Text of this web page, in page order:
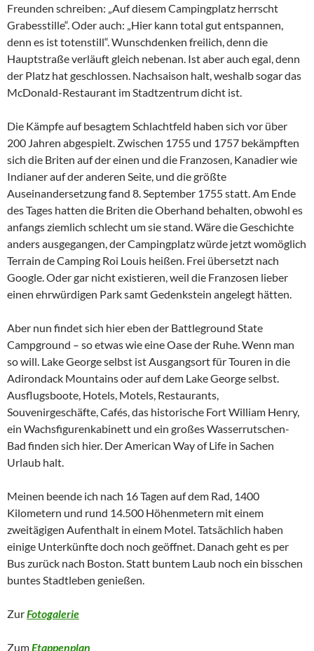
Freunden schreiben: „Auf diesem Campingplatz herrscht
Grabesstille“. Oder auch: „Hier kann total gut entspannen,
denn es ist totenstill“. Wunschdenken freilich, denn die
Hauptstraße verläuft gleich nebenan. Ist aber auch egal, denn
der Platz hat geschlossen. Nachsaison halt, weshalb sogar das
McDonald-Restaurant im Stadtzentrum dicht ist.
Die Kämpfe auf besagtem Schlachtfeld haben sich vor über
200 Jahren abgespielt. Zwischen 1755 und 1757 bekämpften
sich die Briten auf der einen und die Franzosen, Kanadier wie
Indianer auf der anderen Seite, und die größte
Auseinandersetzung fand 8. September 1755 statt. Am Ende
des Tages hatten die Briten die Oberhand behalten, obwohl es
anfangs ziemlich schlecht um sie stand. Wäre die Geschichte
anders ausgegangen, der Campingplatz würde jetzt womöglich
Terrain de Camping Roi Louis heißen. Frei übersetzt nach
Google. Oder gar nicht existieren, weil die Franzosen lieber
einen ehrwürdigen Park samt Gedenkstein angelegt hätten.
Aber nun findet sich hier eben der Battleground State
Campground – so etwas wie eine Oase der Ruhe. Wenn man
so will. Lake George selbst ist Ausgangsort für Touren in die
Adirondack Mountains oder auf dem Lake George selbst.
Ausflugsboote, Hotels, Motels, Restaurants,
Souvenirgeschäfte, Cafés, das historische Fort William Henry,
ein Wachsfigurenkabinett und ein großes Wasserrutschen-
Bad finden sich hier. Der American Way of Life in Sachen
Urlaub halt.
Meinen beende ich nach 16 Tagen auf dem Rad, 1400
Kilometern und rund 14.500 Höhenmetern mit einem
zweitägigen Aufenthalt in einem Motel. Tatsächlich haben
einige Unterkünfte doch noch geöffnet. Danach geht es per
Bus zurück nach Boston. Statt buntem Laub noch ein bisschen
buntes Stadtleben genießen.
ZurFotogalerie
ZumEtappenplan